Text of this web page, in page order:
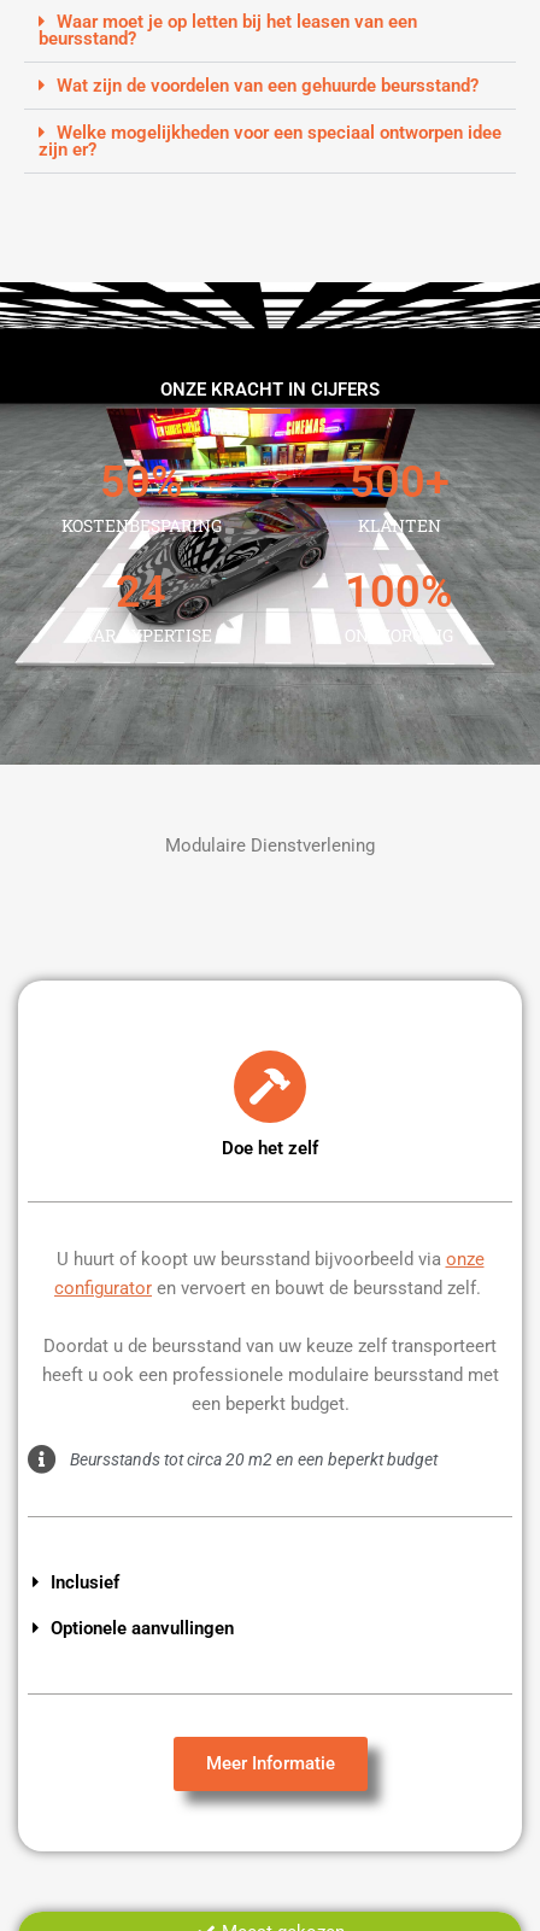
Waar moet je op letten bij het leasen van een
beursstand?
Wat zijn de voordelen van een gehuurde beursstand?
Welke mogelijkheden voor een speciaal ontworpen idee
zijn er?
ONZE KRACHT IN CIJFERS
KOSTENBESPARING
50%
KLANTEN
500+
JAAR EXPERTISE
24
ONTZORGING
100%
Modulaire Dienstverlening
Doe het zelf
U huurt of koopt uw beursstand bijvoorbeeld via onze
configurator en vervoert en bouwt de beursstand zelf.
Doordat u de beursstand van uw keuze zelf transporteert
heeft u ook een professionele modulaire beursstand met
een beperkt budget.
Beursstands tot circa 20 m2 en een beperkt budget
Inclusief
Optionele aanvullingen
Meer Informatie